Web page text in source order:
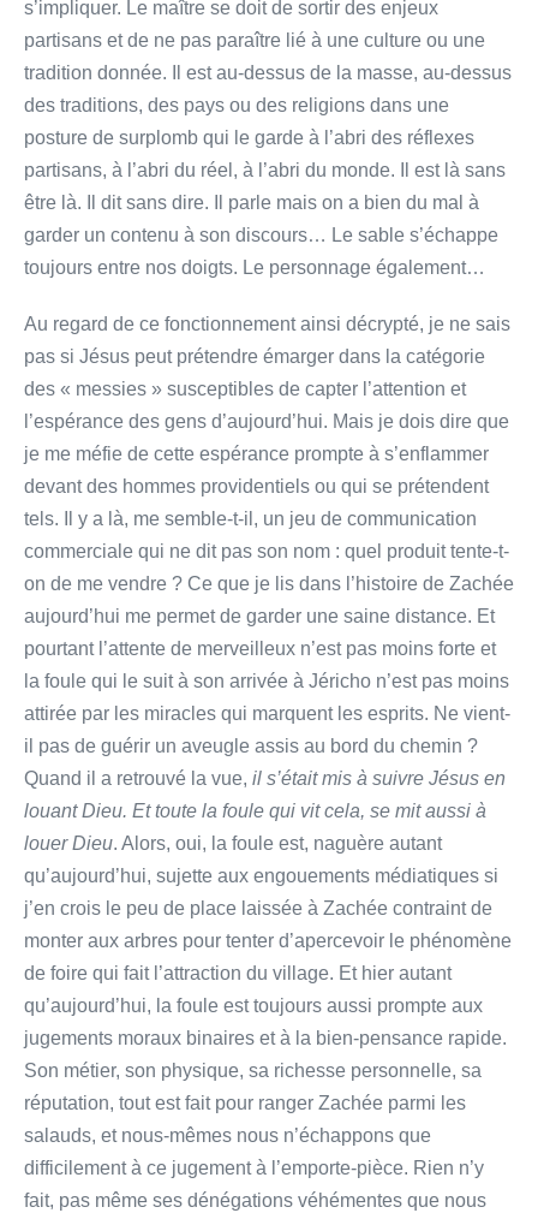
s’impliquer. Le maître se doit de sortir des enjeux
partisans et de ne pas paraître lié à une culture ou une
tradition donnée. Il est au-dessus de la masse, au-dessus
des traditions, des pays ou des religions dans une
posture de surplomb qui le garde à l’abri des réflexes
partisans, à l’abri du réel, à l’abri du monde. Il est là sans
être là. Il dit sans dire. Il parle mais on a bien du mal à
garder un contenu à son discours… Le sable s’échappe
toujours entre nos doigts. Le personnage également…
Au regard de ce fonctionnement ainsi décrypté, je ne sais
pas si Jésus peut prétendre émarger dans la catégorie
des « messies » susceptibles de capter l’attention et
l’espérance des gens d’aujourd’hui. Mais je dois dire que
je me méfie de cette espérance prompte à s’enflammer
devant des hommes providentiels ou qui se prétendent
tels. Il y a là, me semble-t-il, un jeu de communication
commerciale qui ne dit pas son nom : quel produit tente-t-
on de me vendre ? Ce que je lis dans l’histoire de Zachée
aujourd’hui me permet de garder une saine distance. Et
pourtant l’attente de merveilleux n’est pas moins forte et
la foule qui le suit à son arrivée à Jéricho n’est pas moins
attirée par les miracles qui marquent les esprits. Ne vient-
il pas de guérir un aveugle assis au bord du chemin ?
Quand il a retrouvé la vue, il s’était mis à suivre Jésus en
louant Dieu. Et toute la foule qui vit cela, se mit aussi à
louer Dieu. Alors, oui, la foule est, naguère autant
qu’aujourd’hui, sujette aux engouements médiatiques si
j’en crois le peu de place laissée à Zachée contraint de
monter aux arbres pour tenter d’apercevoir le phénomène
de foire qui fait l’attraction du village. Et hier autant
qu’aujourd’hui, la foule est toujours aussi prompte aux
jugements moraux binaires et à la bien-pensance rapide.
Son métier, son physique, sa richesse personnelle, sa
réputation, tout est fait pour ranger Zachée parmi les
salauds, et nous-mêmes nous n’échappons que
difficilement à ce jugement à l’emporte-pièce. Rien n’y
fait, pas même ses dénégations véhémentes que nous